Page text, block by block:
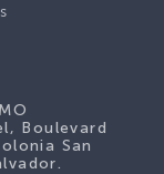
Boulevard
San